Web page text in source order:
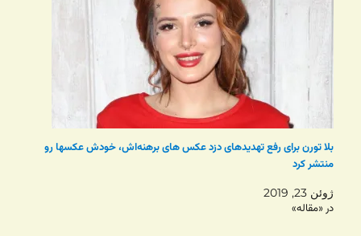
بلا تورن برای رفع تهدیدهای دزد عکس های برهنه‌اش، خودش عکسها رو
منتشر کرد
ژوئن 23, 2019
در «مقاله»